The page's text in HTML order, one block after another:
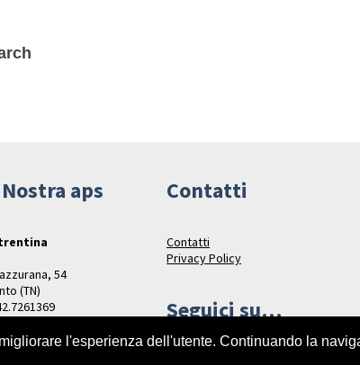
aps
54
(TN)
Contatti
Contatti
Privacy Policy
Seguici su…
l'esperienza dell'utente. Continuando la